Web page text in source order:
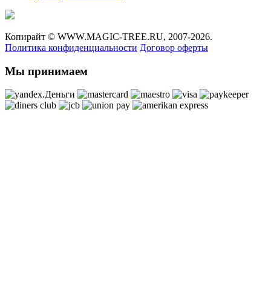
Копирайт © WWW.MAGIC-TREE.RU, 2007-2026.
Политика конфиденциальности Договор оферты
Мы принимаем